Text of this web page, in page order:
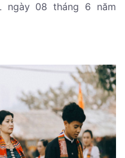
ngày 08 tháng 6 năm